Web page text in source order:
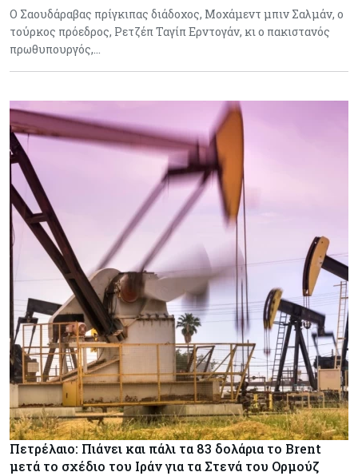
Ο Σαουδάραβας πρίγκιπας διάδοχος, Μοχάμεντ μπιν Σαλμάν, ο
τούρκος πρόεδρος, Ρετζέπ Ταγίπ Ερντογάν, κι ο πακιστανός
πρωθυπουργός,…
Πετρέλαιο: Πιάνει και πάλι τα 83 δολάρια το Brent
μετά το σχέδιο του Ιράν για τα Στενά του Ορμούζ